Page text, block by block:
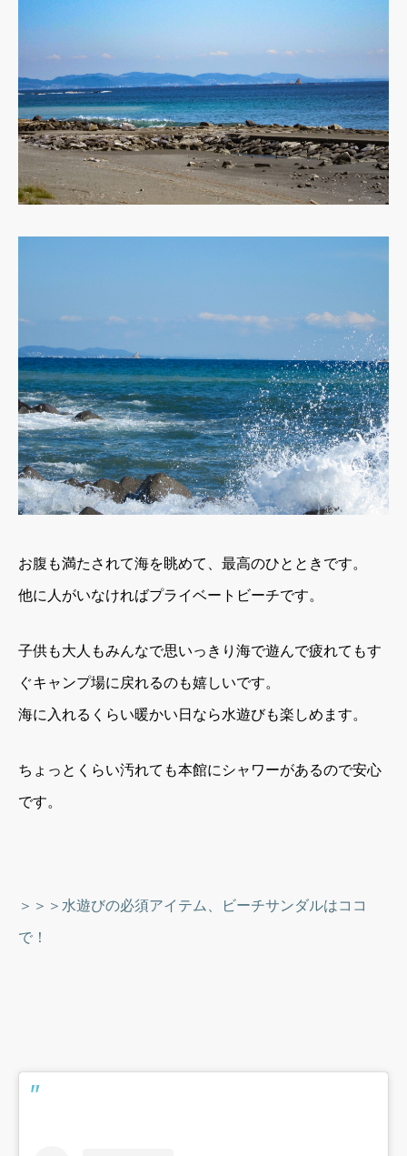
お腹も満たされて海を眺めて、最高のひとときです。
他に人がいなければプライベートビーチです。
子供も大人もみんなで思いっきり海で遊んで疲れてもす
ぐキャンプ場に戻れるのも嬉しいです。
海に入れるくらい暖かい日なら水遊びも楽しめます。
ちょっとくらい汚れても本館にシャワーがあるので安心
です。
＞＞＞水遊びの必須アイテム、ビーチサンダルはココ
で！